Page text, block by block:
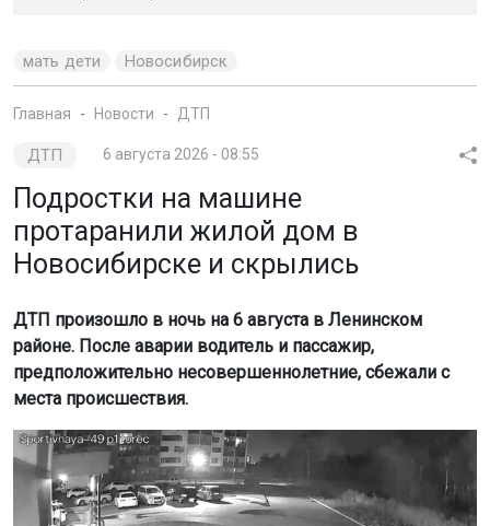
мать дети Новосибирск
Главная Новости ДТП
ДТП 6 августа 2026 - 08:55
Подростки на машине
протаранили жилой дом в
Новосибирске и скрылись
ДТП произошло в ночь на 6 августа в Ленинском
районе. После аварии водитель и пассажир,
предположительно несовершеннолетние, сбежали с
места происшествия.